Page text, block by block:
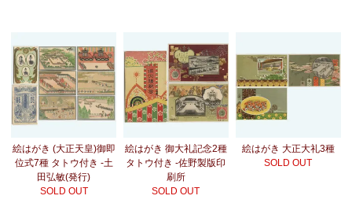
絵はがき (大正天皇)御即
位式7種 タトウ付き -土
田弘敏(発行)
SOLD OUT
絵はがき 御大礼記念2種
タトウ付き -佐野製版印
刷所
SOLD OUT
絵はがき 大正大礼3種
SOLD OUT